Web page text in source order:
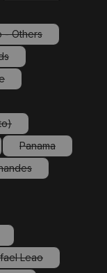
nicht verfügbar.)
- Others
(Diese Option ist
ist zurzeit nicht
nicht verfügbar.)
nicht verfügbar.)
nicht verfügbar.)
Panama
(Diese Option
ist zurzeit nicht
verfügbar.)
verfügbar.)
nicht verfügbar.)
Leao
Option ist zurzeit